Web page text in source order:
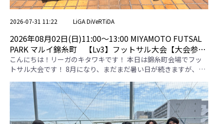
2026-07-31 11:22 LiGA DiVeRTiDA
2026年08月02日(日)11:00〜13:00 MIYAMOTO FUTSAL
PARK マルイ錦糸町 【Lv3】フットサル大会【大会参加
者用専用ページ】
こんにちは！リーガのキタワキです！ 本日は錦糸町会場でフッ
トサル大会です！ 8月になり、まだまだ暑い日が続きますが、体
キーパーをうまく使っていて、数的有利を作っていました！ポゼ
ッションが上手で、ボール保持率が高かったです！ 【高田SSS】
サイドを使った攻撃がうまかったです！センタリングからの得点
が綺麗でした！ 【若公ＳＣ】 試合中のベンチからの声掛けが良